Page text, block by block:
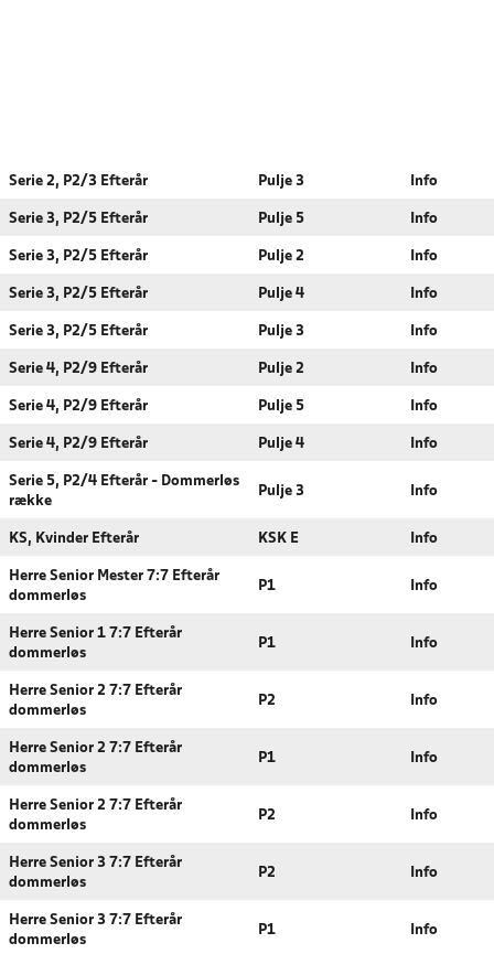
Serie 2, P2/3 Efterår Pulje 3 Info
Serie 3, P2/5 Efterår Pulje 5 Info
Serie 3, P2/5 Efterår Pulje 2 Info
Serie 3, P2/5 Efterår Pulje 4 Info
Serie 3, P2/5 Efterår Pulje 3 Info
Serie 4, P2/9 Efterår Pulje 2 Info
Serie 4, P2/9 Efterår Pulje 5 Info
Serie 4, P2/9 Efterår Pulje 4 Info
Serie 5, P2/4 Efterår - Dommerløs
række
Pulje 3 Info
KS, Kvinder Efterår KSK E Info
Herre Senior Mester 7:7 Efterår
dommerløs
P1 Info
Herre Senior 1 7:7 Efterår
dommerløs
P1 Info
Herre Senior 2 7:7 Efterår
dommerløs
P2 Info
Herre Senior 2 7:7 Efterår
dommerløs
P1 Info
Herre Senior 2 7:7 Efterår
dommerløs
P2 Info
Herre Senior 3 7:7 Efterår
dommerløs
P2 Info
Herre Senior 3 7:7 Efterår
dommerløs
P1 Info